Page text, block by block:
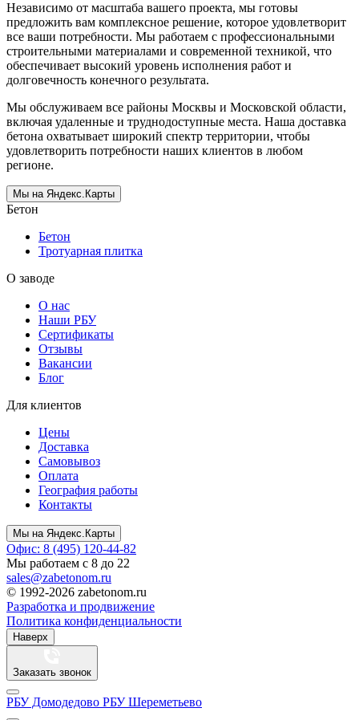
Независимо от масштаба вашего проекта, мы готовы
предложить вам комплексное решение, которое удовлетворит
все ваши потребности. Мы работаем с профессиональными
строительными материалами и современной техникой, что
обеспечивает высокий уровень исполнения работ и
долговечность конечного результата.
Мы обслуживаем все районы Москвы и Московской области,
включая удаленные и труднодоступные места. Наша доставка
бетона охватывает широкий спектр территории, чтобы
удовлетворить потребности наших клиентов в любом
регионе.
Мы на Яндекс.Карты
Бетон
Бетон
Тротуарная плитка
О заводе
О нас
Наши РБУ
Сертификаты
Отзывы
Вакансии
Блог
Для клиентов
Цены
Доставка
Самовывоз
Оплата
География работы
Контакты
Мы на Яндекс.Карты
Офис: 8 (495) 120-44-82
Мы работаем с 8 до 22
sales@zabetonom.ru
© 1992-2026 zabetonom.ru
Разработка и продвижение
Политика конфиденциальности
Наверх
Заказать звонок
РБУ Домодедово РБУ Шереметьево